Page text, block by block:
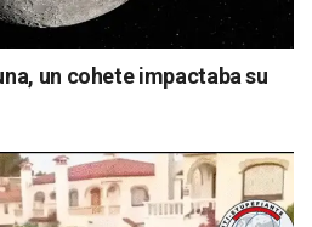
un cohete impactaba su